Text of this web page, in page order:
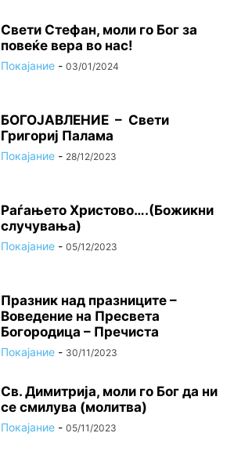
Свети Стефан, моли го Бог за
повеќе вера во нас!
Покајание - 03/01/2024
БОГОЈАВЛЕНИЕ – Свети
Григориј Палама
Покајание - 28/12/2023
Раѓањето Христово….(Божикни
случувања)
Покајание - 05/12/2023
Празник над празниците –
Вoвeдeниe на Прeсвeта
Бoгoрoдица – Пречиста
Покајание - 30/11/2023
Св. Димитрија, моли го Бог да ни
се смилува (молитва)
Покајание - 05/11/2023